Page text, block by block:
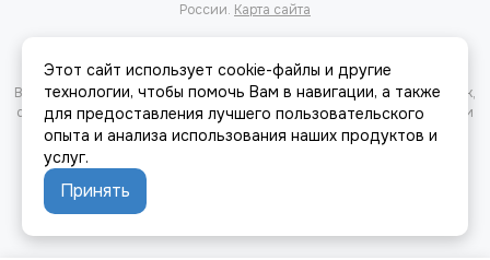
России. Карта сайта
Вся представленная на сайте информация, касающаяся характеристик,
стоимости товаров и услуг, носит информационный характер и ни при
каких условиях не является публичной офертой, определяемой
положениями Статьи 437(2) Гражданского кодекса РФ.
Этот сайт использует cookie-файлы и другие
технологии, чтобы помочь Вам в навигации, а также
для предоставления лучшего пользовательского
опыта и анализа использования наших продуктов и
услуг.
Принять